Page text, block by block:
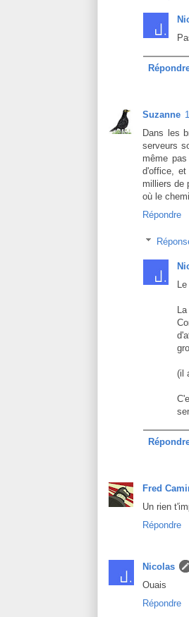
Suzanne
Dans les
serveurs
même
d'office,
milliers de
où le
Répondre
(il
Fred
Un rien
Répondre
Nicolas
Ouais
Répondre